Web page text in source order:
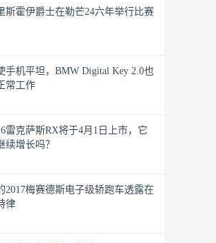
斯霍伊爵士在勒芒24六年举行比赛
手机平坦，BMW Digital Key 2.0也
常工作
雷克萨斯RX将于4月1日上市，它
续增长吗？
2017梅赛德斯电子级轿跑车透露在
律